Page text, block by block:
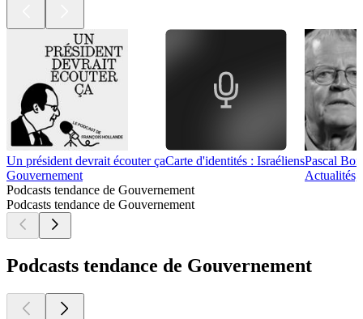
Un président devrait écouter ça
Gouvernement
Carte d'identités : IsraéliensPascal
Actualités,
Podcasts tendance de Gouvernement
Podcasts tendance de Gouvernement
Podcasts tendance de Gouvernement